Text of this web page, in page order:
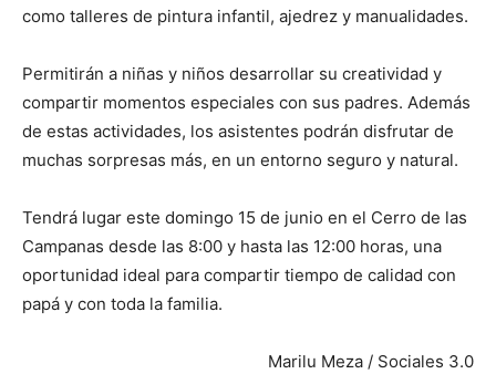
como talleres de pintura infantil, ajedrez y manualidades.
Permitirán a niñas y niños desarrollar su creatividad y
compartir momentos especiales con sus padres. Además
de estas actividades, los asistentes podrán disfrutar de
muchas sorpresas más, en un entorno seguro y natural.
Tendrá lugar este domingo 15 de junio en el Cerro de las
Campanas desde las 8:00 y hasta las 12:00 horas, una
oportunidad ideal para compartir tiempo de calidad con
papá y con toda la familia.
Marilu Meza / Sociales 3.0